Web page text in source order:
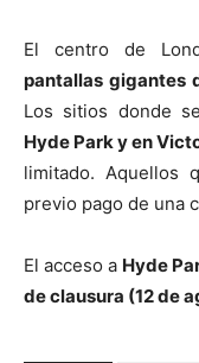
El centro de
pantallas gigantes
Los sitios donde
Hyde Park y en
limitado. Aquellos
previo pago de una
El acceso a Hyde
de clausura (12 de